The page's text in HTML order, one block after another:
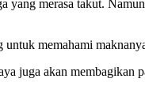
merasa takut.
memahami
juga akan membagikan